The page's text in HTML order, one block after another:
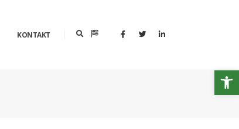
KONTAKT